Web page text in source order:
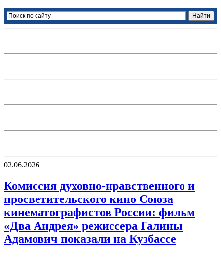
02.06.2026
Комиссия духовно-нравственного и
просветительского кино Союза
кинематографистов России: фильм
«Два Андрея» режиссера Галины
Адамович показали на Кузбассе